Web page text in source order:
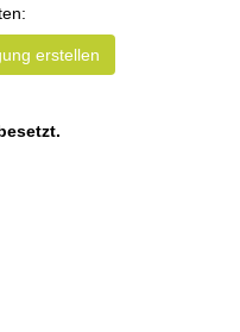
erstellen